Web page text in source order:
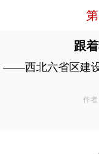
跟
——西北六省区建设
作者